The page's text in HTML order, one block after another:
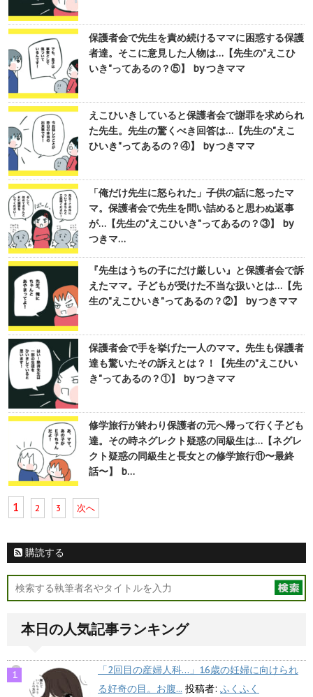
保護者会で先生を責め続けるママに困惑する保護
者達。そこに意見した人物は…【先生の"えこひ
いき"ってあるの？⑤】 by つきママ
えこひいきしていると保護者会で謝罪を求められ
た先生。先生の驚くべき回答は…【先生の"えこ
ひいき"ってあるの？④】 by つきママ
「俺だけ先生に怒られた」子供の話に怒ったマ
マ。保護者会で先生を問い詰めると思わぬ返事
が…【先生の"えこひいき"ってあるの？③】 by
つきマ…
『先生はうちの子にだけ厳しい』と保護者会で訴
えたママ。子どもが受けた不当な扱いとは…【先
生の"えこひいき"ってあるの？②】 by つきママ
保護者会で手を挙げた一人のママ。先生も保護者
達も驚いたその訴えとは？！【先生の"えこひい
き"ってあるの？①】 by つきママ
修学旅行が終わり保護者の元へ帰って行く子ども
達。その時ネグレクト疑惑の同級生は…【ネグレ
クト疑惑の同級生と長女との修学旅行⑪〜最終
話〜】 b…
1 2 3 次へ
購読する
本日の人気記事ランキング
「2回目の産婦人科…」16歳の妊婦に向けられ
る好奇の目。お腹... 投稿者: ふくふく